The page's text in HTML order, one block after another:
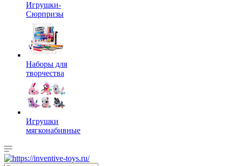
Игрушки-
Сюрпризы
Наборы для
творчества
Игрушки
мягконабивные